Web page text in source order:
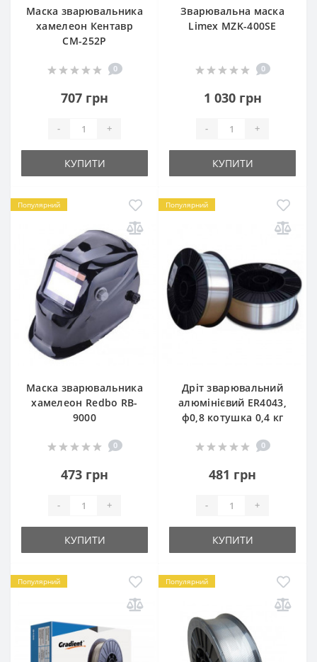
Маска зварювальника
хамелеон Кентавр
СМ-252Р
0
707 грн
- +
КУПИТИ
Зварювальна маска
Limex MZK-400SE
0
1 030 грн
- +
КУПИТИ
Популярний
Маска зварювальника
хамелеон Redbo RB-
9000
0
473 грн
- +
КУПИТИ
Популярний
Дріт зварювальний
алюмінієвий ER4043,
ф0,8 котушка 0,4 кг
0
481 грн
- +
КУПИТИ
Популярний Популярний